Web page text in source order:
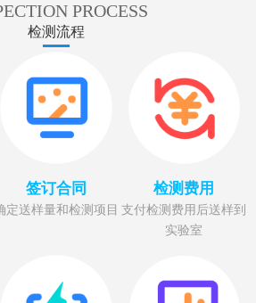
PROCESS
检测流程
签订合同
定送样量和检测项目
检测费用
支付检测费用后送样到
实验室